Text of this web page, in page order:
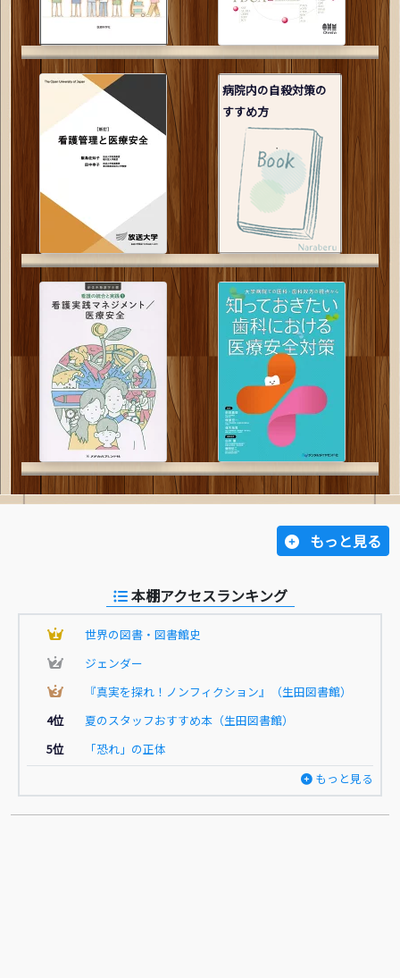
病院内の自殺対策の
すすめ方
もっと見る
本棚アクセスランキング
1
世界の図書・図書館史
2
ジェンダー
3
『真実を探れ！ノンフィクション』（生田図書館）
4位
夏のスタッフおすすめ本（生田図書館）
5位
「恐れ」の正体
もっと見る